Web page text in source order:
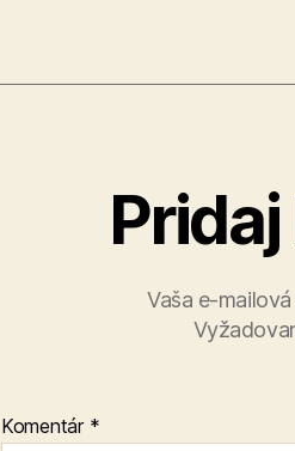
Vaša e-
Komentár *